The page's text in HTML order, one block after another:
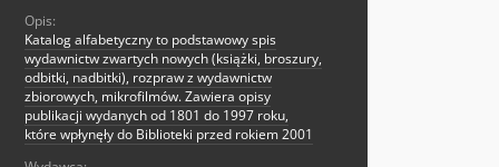
Opis:
Katalog alfabetyczny to podstawowy spis
wydawnictw zwartych nowych (książki, broszury,
odbitki, nadbitki), rozpraw z wydawnictw
zbiorowych, mikrofilmów. Zawiera opisy
publikacji wydanych od 1801 do 1997 roku,
które wpłynęły do Biblioteki przed rokiem 2001